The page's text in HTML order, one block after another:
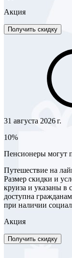
Акция
Получить скидку
31 августа 2026 г.
10%
Пенсионеры могут
Путешествие на
Размер скидки и
круиза и указаны
доступна
при наличии
Акция
Получить скидку